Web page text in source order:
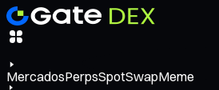
MercadosPerpsSpotSwapMeme